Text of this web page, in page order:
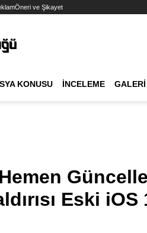
Öneri ve Şikayet
KONUSU İNCELEME GALERI
Eski